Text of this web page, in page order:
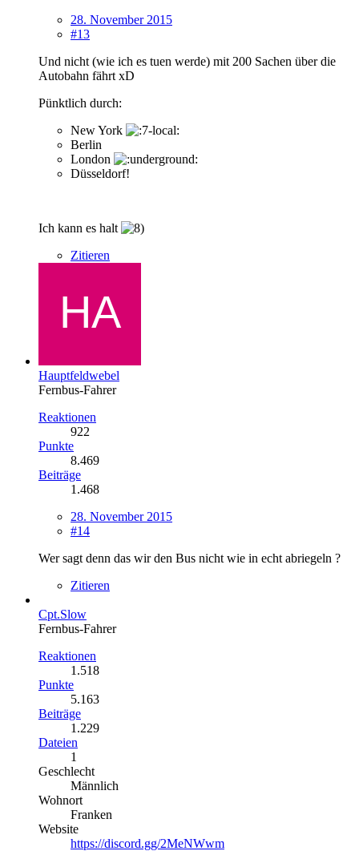
28. November 2015
#13
Und nicht (wie ich es tuen werde) mit 200 Sachen über die
Autobahn fährt xD
Pünktlich durch:
New York
Berlin
London
Düsseldorf!
Ich kann es halt
Zitieren
Hauptfeldwebel
Fernbus-Fahrer
Reaktionen
922
Punkte
8.469
Beiträge
1.468
28. November 2015
#14
Wer sagt denn das wir den Bus nicht wie in echt abriegeln ?
Zitieren
Cpt.Slow
Fernbus-Fahrer
Reaktionen
1.518
Punkte
5.163
Beiträge
1.229
Dateien
1
Geschlecht
Männlich
Wohnort
Franken
Website
https://discord.gg/2MeNWwm